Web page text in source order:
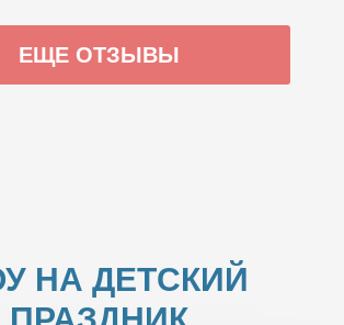
ЕЩЕ ОТЗЫВЫ
НА ДЕТСКИЙ